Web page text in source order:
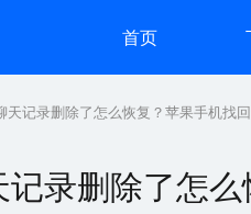
首页
天记录删除了怎么恢复？苹果手机找
录删除了怎